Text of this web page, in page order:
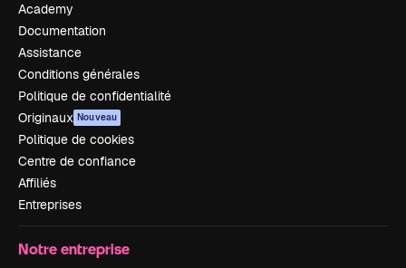
Academy
Documentation
Assistance
Conditions générales
Politique de confidentialité
Originaux Nouveau
Politique de cookies
Centre de confiance
Affiliés
Entreprises
Notre entreprise